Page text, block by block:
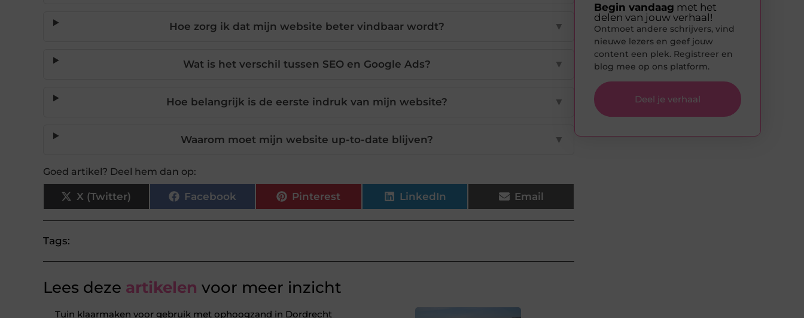
Hoe zorg ik dat mijn website beter vindbaar wordt? ▼
Wat is het verschil tussen SEO en Google Ads? ▼
Hoe belangrijk is de eerste indruk van mijn website? ▼
Waarom moet mijn website up-to-date blijven? ▼
Goed artikel? Deel hem dan op:
X (Twitter) Facebook Pinterest LinkedIn Email
Tags:
Lees deze artikelen voor meer inzicht
Tuin klaarmaken voor gebruik met ophoogzand in Dordrecht
Begin vandaag met het
delen van jouw verhaal!
Ontmoet andere schrijvers, vind
nieuwe lezers en geef jouw
content een plek. Registreer en
blog mee op ons platform.
Deel je verhaal